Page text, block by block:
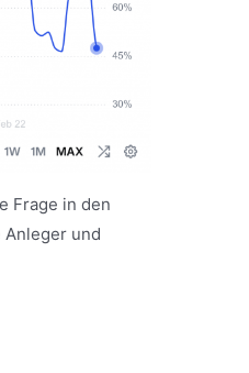
Frage in den
und